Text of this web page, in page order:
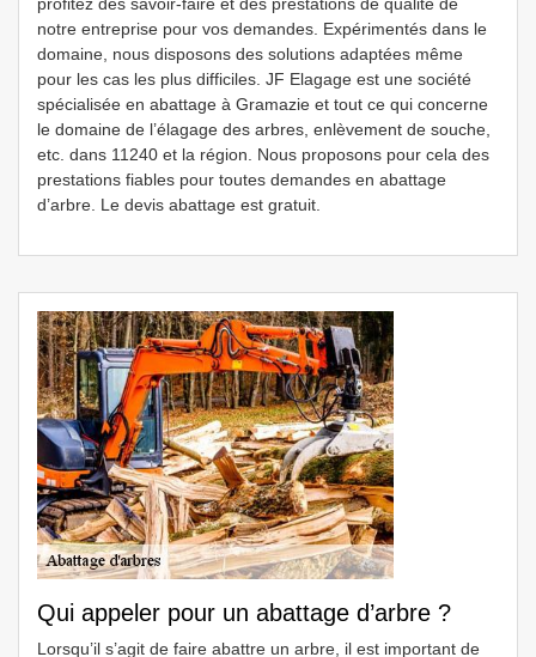
notre entreprise pour vos demandes. Expérimentés dans le
domaine, nous disposons des solutions adaptées même
pour les cas les plus difficiles. JF Elagage est une société
spécialisée en abattage à Gramazie et tout ce qui concerne
le domaine de l’élagage des arbres, enlèvement de souche,
etc. dans 11240 et la région. Nous proposons pour cela des
prestations fiables pour toutes demandes en abattage
d’arbre. Le devis abattage est gratuit.
Qui appeler pour un abattage d’arbre ?
Lorsqu’il s’agit de faire abattre un arbre, il est important de